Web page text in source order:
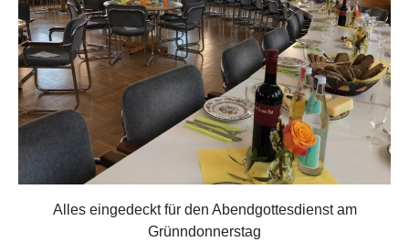
Alles eingedeckt für den Abendgottesdienst am
Grünndonnerstag